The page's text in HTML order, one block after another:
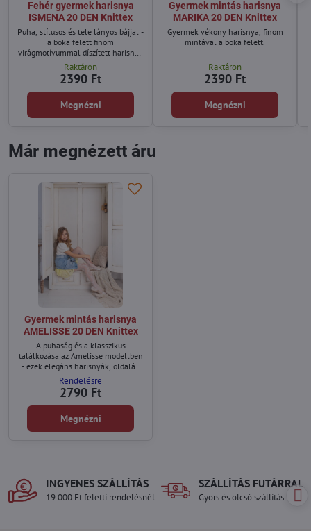
Fehér gyermek harisnya
ISMENA 20 DEN Knittex
Puha, stílusos és tele lányos bájjal -
a boka felett finom
virágmotívummal díszített harisnya
remek választás bármilyen
különleges alkalomra. A virágminta
gyönyörűen hangsúlyozza a
gyermek stílusát, és eleganciát,
könnyedséget kölcsönöz az egész
Raktáron
2390 Ft
Megnézni
Gyermek mintás harisnya
MARIKA 20 DEN Knittex
Gyermek vékony harisnya, finom
mintával a boka felett.
Raktáron
2390 Ft
Megnézni
Már megnézett áru
Gyermek mintás harisnya
AMELISSE 20 DEN Knittex
A puhaság és a klasszikus
találkozása az Amelisse modellben
- ezek elegáns harisnyák, oldalán
virágmintával, amely finoman fut
végig a száron. A minta
könnyedséget kölcsönöz a szárnak
és optikailag karcsúsítja azt, kecses
hatást keltve.
Rendelésre
2790 Ft
Megnézni
INGYENES SZÁLLÍTÁS
19.000 Ft feletti rendelésnél
SZÁLLÍTÁS FUTÁRRAL
Gyors és olcsó szállítás